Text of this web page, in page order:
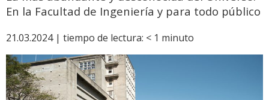
En la Facultad de Ingeniería y para todo público
21.03.2024 | tiempo de lectura: < 1 minuto